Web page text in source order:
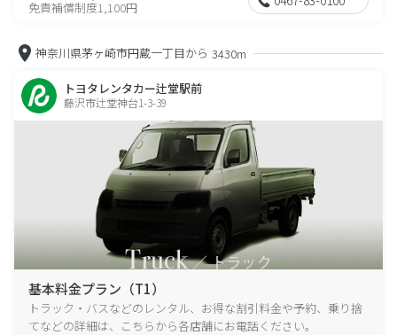
免責補償制度1,100円
神奈川県茅ヶ崎市円蔵一丁目から 3430m
トヨタレンタカー辻堂駅前
藤沢市辻堂神台1-3-39
基本料金プラン（T1）
トラック・バスなどのレンタル、お得な割引料金や予約、乗り捨
てなどの詳細は、こちらから各店舗にお電話ください。